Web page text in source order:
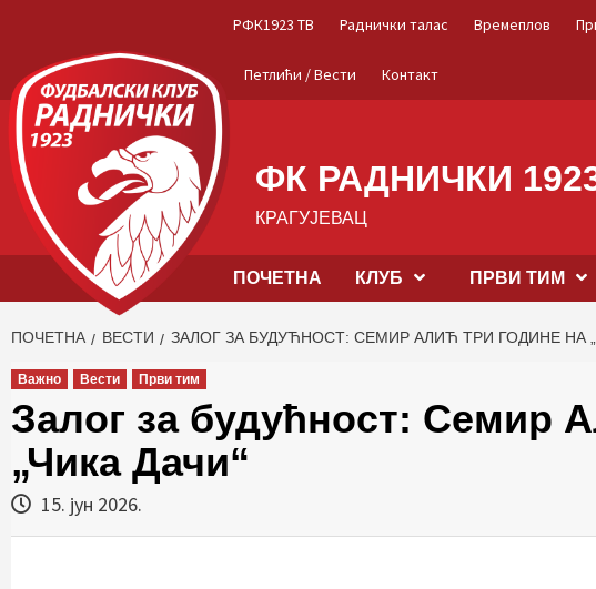
content
РФК1923 ТВ Раднички талас Времеплов
Петлићи / Вести Контакт
ФК РАДНИЧКИ
КРАГУЈЕВАЦ
ПОЧЕТНА КЛУБ ПРВИ ТИМ
ПОЧЕТНА ВЕСТИ ЗАЛОГ ЗА БУДУЋНОСТ: СЕМИР АЛИЋ ТРИ ГОДИНЕ НА
Важно Вести Први тим
Залог за будућност: Семир
„Чика Дачи“
15. јун 2026.